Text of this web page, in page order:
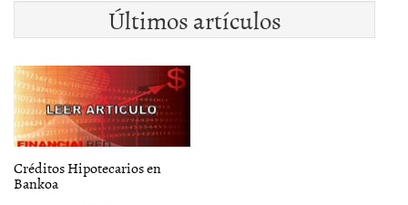
Últimos artículos
Créditos Hipotecarios en
Bankoa